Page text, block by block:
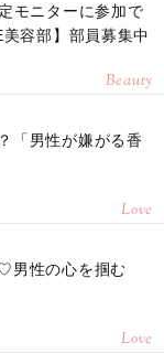
モニターに参加で
容部】部員募集中
Beauty
「男性が嫌がる香
Love
性の心を掴む
Love